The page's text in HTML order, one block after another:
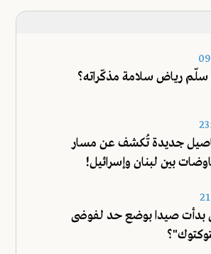
سلّم رياض سلامة مذكّراته؟
جديدة تُكشف عن مسار
بين لبنان وإسرائيل!
بدأت صيدا بوضع حد لفوضى